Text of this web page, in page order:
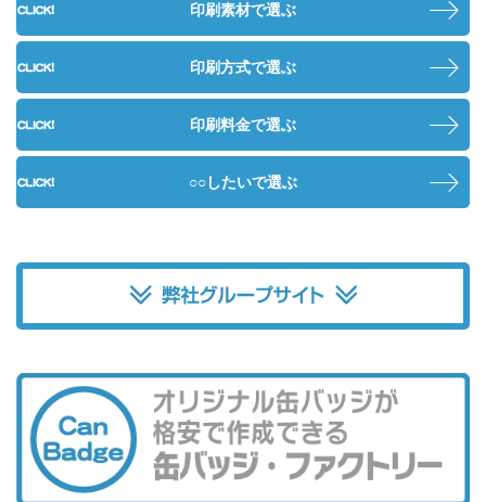
印刷素材で選ぶ
印刷方式で選ぶ
印刷料金で選ぶ
○○したいで選ぶ